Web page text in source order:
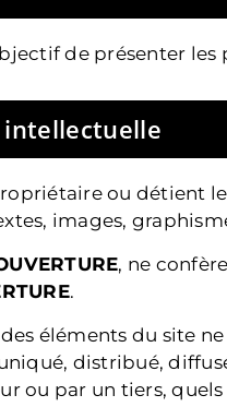
de présenter les
ou détient
images,
, ne
.
éléments du site
distribué,
ou par un tiers,